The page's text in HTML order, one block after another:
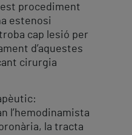
procediment
estenosi
cap lesió per
d’aquestes
cirurgia
l’hemodinamista
la tracta